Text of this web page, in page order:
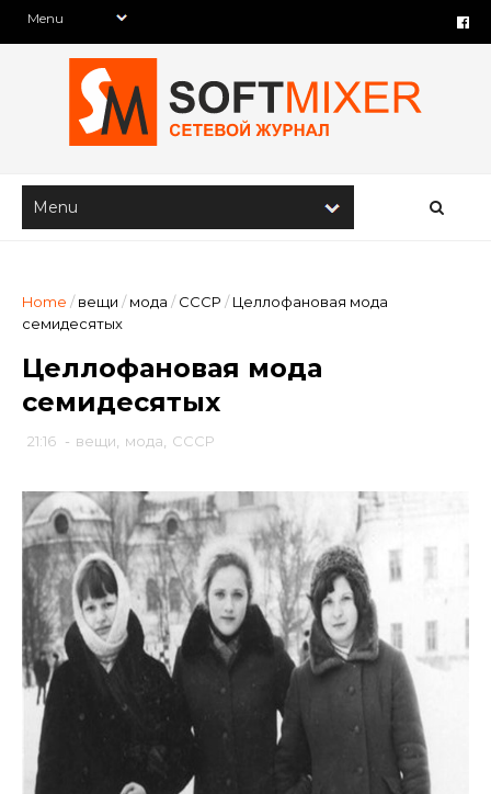
Home / вещи / мода / СССР / Целлофановая мода
семидесятых
Целлофановая мода
семидесятых
21:16 - вещи мода СССР